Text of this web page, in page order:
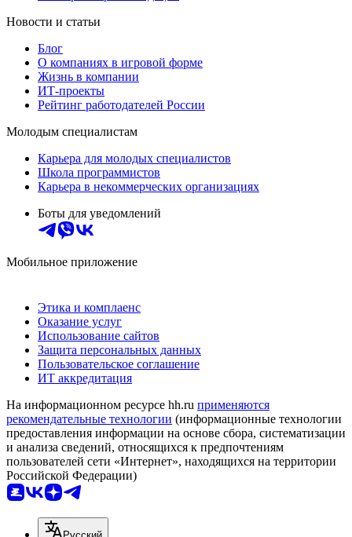
Новости и статьи
Блог
О компаниях в игровой форме
Жизнь в компании
ИТ-проекты
Рейтинг работодателей России
Молодым специалистам
Карьера для молодых специалистов
Школа программистов
Карьера в некоммерческих организациях
Боты для уведомлений
Мобильное приложение
Этика и комплаенс
Оказание услуг
Использование сайтов
Защита персональных данных
Пользовательское соглашение
ИТ аккредитация
На информационном ресурсе hh.ru применяются
рекомендательные технологии (информационные технологии
предоставления информации на основе сбора, систематизации
и анализа сведений, относящихся к предпочтениям
пользователей сети «Интернет», находящихся на территории
Российской Федерации)